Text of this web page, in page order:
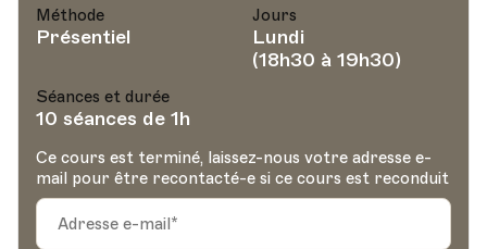
Méthode
Présentiel
Jours
Lundi
(18h30 à 19h30)
Séances et durée
10 séances de 1h
Ce cours est terminé, laissez-nous votre adresse e-
mail pour être recontacté-e si ce cours est reconduit